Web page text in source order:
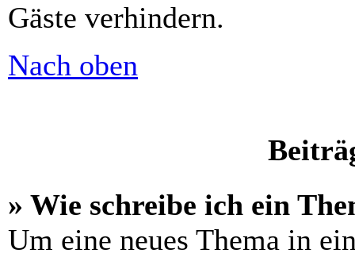
Gäste verhindern.
Nach oben
» Wie schreibe ich ein
Um eine neues Thema in